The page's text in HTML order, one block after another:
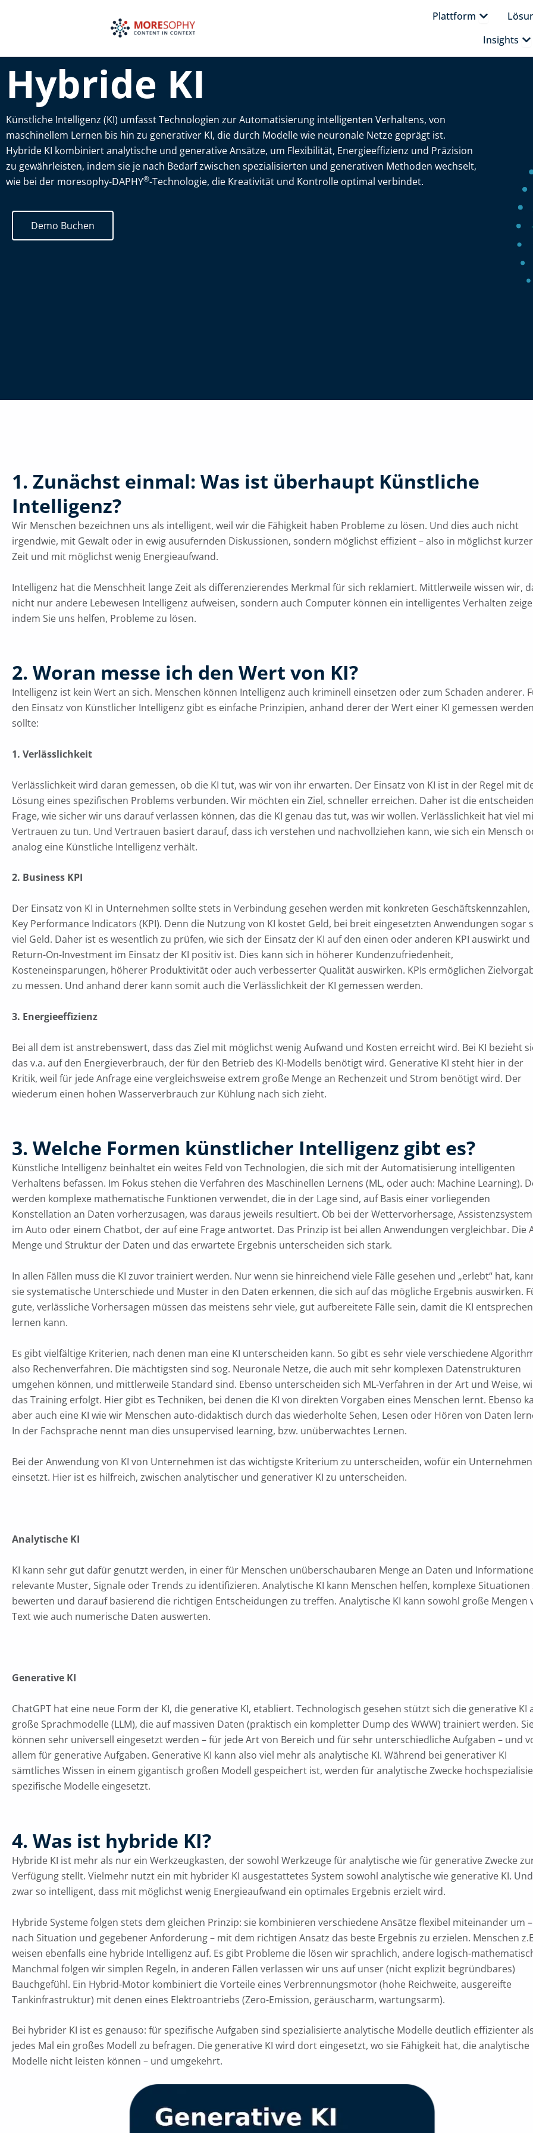
Plattform Öffne
Insights
Hybride KI
Künstliche Intelligenz (KI) umfasst Technologien zur Automatisierung intelligenten Verhaltens, von
maschinellem Lernen bis hin zu generativer KI, die durch Modelle wie neuronale Netze geprägt ist.
Hybride KI kombiniert analytische und generative Ansätze, um Flexibilität, Energieeffizienz und Präzision
zu gewährleisten, indem sie je nach Bedarf zwischen spezialisierten und generativen Methoden wechselt,
wie bei der moresophy-DAPHY®-Technologie, die Kreativität und Kontrolle optimal verbindet.
Demo Buchen
1. Zunächst einmal: Was ist überhaupt Künstliche
Intelligenz?
Wir Menschen bezeichnen uns als intelligent, weil wir die Fähigkeit haben Probleme zu lösen. Und dies auch nicht
irgendwie, mit Gewalt oder in ewig ausufernden Diskussionen, sondern möglichst effizient – also in möglichst kurzer
Zeit und mit möglichst wenig Energieaufwand.
Intelligenz hat die Menschheit lange Zeit als differenzierendes Merkmal für sich reklamiert. Mittlerweile wissen wir,
nicht nur andere Lebewesen Intelligenz aufweisen, sondern auch Computer können ein intelligentes Verhalten
indem Sie uns helfen, Probleme zu lösen.
2. Woran messe ich den Wert von KI?
Intelligenz ist kein Wert an sich. Menschen können Intelligenz auch kriminell einsetzen oder zum Schaden anderer.
den Einsatz von Künstlicher Intelligenz gibt es einfache Prinzipien, anhand derer der Wert einer KI gemessen werden
sollte:
1. Verlässlichkeit
Verlässlichkeit wird daran gemessen, ob die KI tut, was wir von ihr erwarten. Der Einsatz von KI ist in der Regel mit
Lösung eines spezifischen Problems verbunden. Wir möchten ein Ziel, schneller erreichen. Daher ist die
Frage, wie sicher wir uns darauf verlassen können, das die KI genau das tut, was wir wollen. Verlässlichkeit hat viel
Vertrauen zu tun. Und Vertrauen basiert darauf, dass ich verstehen und nachvollziehen kann, wie sich ein Mensch
analog eine Künstliche Intelligenz verhält.
2. Business KPI
Der Einsatz von KI in Unternehmen sollte stets in Verbindung gesehen werden mit konkreten Geschäftskennzahlen,
Key Performance Indicators (KPI). Denn die Nutzung von KI kostet Geld, bei breit eingesetzten Anwendungen sogar
viel Geld. Daher ist es wesentlich zu prüfen, wie sich der Einsatz der KI auf den einen oder anderen KPI auswirkt
Return-On-Investment im Einsatz der KI positiv ist. Dies kann sich in höherer Kundenzufriedenheit,
Kosteneinsparungen, höherer Produktivität oder auch verbesserter Qualität auswirken. KPIs ermöglichen
zu messen. Und anhand derer kann somit auch die Verlässlichkeit der KI gemessen werden.
3. Energieeffizienz
Bei all dem ist anstrebenswert, dass das Ziel mit möglichst wenig Aufwand und Kosten erreicht wird. Bei KI bezieht
das v.a. auf den Energieverbrauch, der für den Betrieb des KI-Modells benötigt wird. Generative KI steht hier in der
Kritik, weil für jede Anfrage eine vergleichsweise extrem große Menge an Rechenzeit und Strom benötigt wird. Der
wiederum einen hohen Wasserverbrauch zur Kühlung nach sich zieht.
3. Welche Formen künstlicher Intelligenz gibt es?
Künstliche Intelligenz beinhaltet ein weites Feld von Technologien, die sich mit der Automatisierung intelligenten
Verhaltens befassen. Im Fokus stehen die Verfahren des Maschinellen Lernens (ML, oder auch: Machine Learning).
werden komplexe mathematische Funktionen verwendet, die in der Lage sind, auf Basis einer vorliegenden
Konstellation an Daten vorherzusagen, was daraus jeweils resultiert. Ob bei der Wettervorhersage,
im Auto oder einem Chatbot, der auf eine Frage antwortet. Das Prinzip ist bei allen Anwendungen vergleichbar. Die
Menge und Struktur der Daten und das erwartete Ergebnis unterscheiden sich stark.
In allen Fällen muss die KI zuvor trainiert werden. Nur wenn sie hinreichend viele Fälle gesehen und „erlebt“ hat,
sie systematische Unterschiede und Muster in den Daten erkennen, die sich auf das mögliche Ergebnis auswirken.
gute, verlässliche Vorhersagen müssen das meistens sehr viele, gut aufbereitete Fälle sein, damit die KI
lernen kann.
Es gibt vielfältige Kriterien, nach denen man eine KI unterscheiden kann. So gibt es sehr viele verschiedene
also Rechenverfahren. Die mächtigsten sind sog. Neuronale Netze, die auch mit sehr komplexen Datenstrukturen
umgehen können, und mittlerweile Standard sind. Ebenso unterscheiden sich ML-Verfahren in der Art und Weise,
das Training erfolgt. Hier gibt es Techniken, bei denen die KI von direkten Vorgaben eines Menschen lernt. Ebenso
aber auch eine KI wie wir Menschen auto-didaktisch durch das wiederholte Sehen, Lesen oder Hören von Daten
In der Fachsprache nennt man dies unsupervised learning, bzw. unüberwachtes Lernen.
Bei der Anwendung von KI von Unternehmen ist das wichtigste Kriterium zu unterscheiden, wofür ein Unternehmen
einsetzt. Hier ist es hilfreich, zwischen analytischer und generativer KI zu unterscheiden.
Analytische KI
KI kann sehr gut dafür genutzt werden, in einer für Menschen unüberschaubaren Menge an Daten und
relevante Muster, Signale oder Trends zu identifizieren. Analytische KI kann Menschen helfen, komplexe Situationen
bewerten und darauf basierend die richtigen Entscheidungen zu treffen. Analytische KI kann sowohl große Mengen
Text wie auch numerische Daten auswerten.
Generative KI
ChatGPT hat eine neue Form der KI, die generative KI, etabliert. Technologisch gesehen stützt sich die generative KI
große Sprachmodelle (LLM), die auf massiven Daten (praktisch ein kompletter Dump des WWW) trainiert werden.
können sehr universell eingesetzt werden – für jede Art von Bereich und für sehr unterschiedliche Aufgaben – und
allem für generative Aufgaben. Generative KI kann also viel mehr als analytische KI. Während bei generativer KI
sämtliches Wissen in einem gigantisch großen Modell gespeichert ist, werden für analytische Zwecke
spezifische Modelle eingesetzt.
4. Was ist hybride KI?
Hybride KI ist mehr als nur ein Werkzeugkasten, der sowohl Werkzeuge für analytische wie für generative Zwecke
Verfügung stellt. Vielmehr nutzt ein mit hybrider KI ausgestattetes System sowohl analytische wie generative KI. Und
zwar so intelligent, dass mit möglichst wenig Energieaufwand ein optimales Ergebnis erzielt wird.
Hybride Systeme folgen stets dem gleichen Prinzip: sie kombinieren verschiedene Ansätze flexibel miteinander um
nach Situation und gegebener Anforderung – mit dem richtigen Ansatz das beste Ergebnis zu erzielen. Menschen
weisen ebenfalls eine hybride Intelligenz auf. Es gibt Probleme die lösen wir sprachlich, andere logisch-
Manchmal folgen wir simplen Regeln, in anderen Fällen verlassen wir uns auf unser (nicht explizit begründbares)
Bauchgefühl. Ein Hybrid-Motor kombiniert die Vorteile eines Verbrennungsmotor (hohe Reichweite, ausgereifte
Tankinfrastruktur) mit denen eines Elektroantriebs (Zero-Emission, geräuscharm, wartungsarm).
Bei hybrider KI ist es genauso: für spezifische Aufgaben sind spezialisierte analytische Modelle deutlich effizienter als
jedes Mal ein großes Modell zu befragen. Die generative KI wird dort eingesetzt, wo sie Fähigkeit hat, die analytische
Modelle nicht leisten können – und umgekehrt.